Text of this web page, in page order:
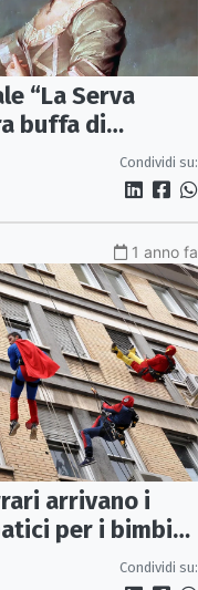
“La Serva
buffa di
Condividi su:
1 anno fa
arrivano i
per i bimbi
Condividi su: